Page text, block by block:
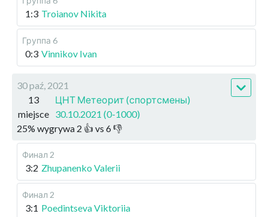
1:3 Troianov Nikita
Группа 6
0:3 Vinnikov Ivan
30 paź, 2021
13
miejsce
ЦНТ Метеорит (спортсмены)
30.10.2021 (0-1000)
25% wygrywa 2 👍 vs 6👎
Финал 2
3:2 Zhupanenko Valerii
Финал 2
3:1 Poedintseva Viktoriia